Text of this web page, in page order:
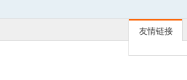
友情链接